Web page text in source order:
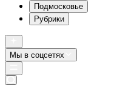
Подмосковье
Рубрики
Мы в соцсетях